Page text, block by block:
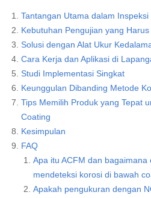
Tantangan Utama dalam
Kebutuhan Pengujian yang
Solusi dengan Alat Ukur
Cara Kerja dan Aplikasi di
Studi Implementasi Singkat
Keunggulan Dibanding Metode
Tips Memilih Produk yang Tepat
Coating
Kesimpulan
FAQ
Apa itu ACFM dan bagaimana
mendeteksi korosi di bawah
Apakah pengukuran dengan